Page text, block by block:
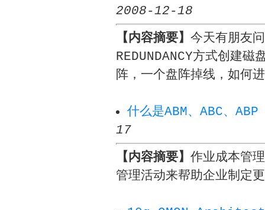
2008-12-18
【内容摘要】 今天有朋友
REDUNDANCY方式创建
阵，一个盘阵掉线，如何
什么是ABM、ABC、
17
【内容摘要】 作业成本管
管理活动来帮助企业制定